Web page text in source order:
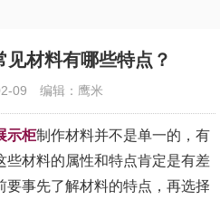
材料有哪些特点？
09 编辑：鹰米
示柜制作材料并不是单一的，有
些材料的属性和特点肯定是有差
要事先了解材料的特点，再选择